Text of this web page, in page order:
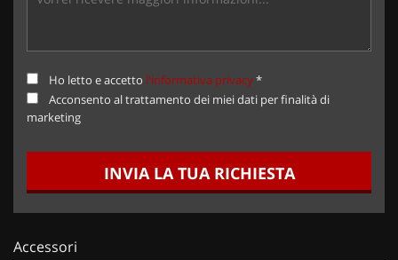
Ho letto e accetto l'informativa privacy*
Acconsento al trattamento dei miei dati per finalità di
marketing
INVIA LA TUA RICHIESTA
Accessori